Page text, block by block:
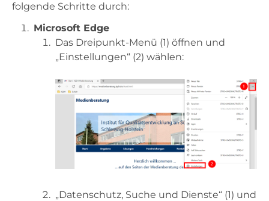
folgende Schritte durch:
Microsoft Edge
Das Dreipunkt-Menü (1) öffnen und
„Einstellungen“ (2) wählen:
„Datenschutz, Suche und Dienste“ (1) und